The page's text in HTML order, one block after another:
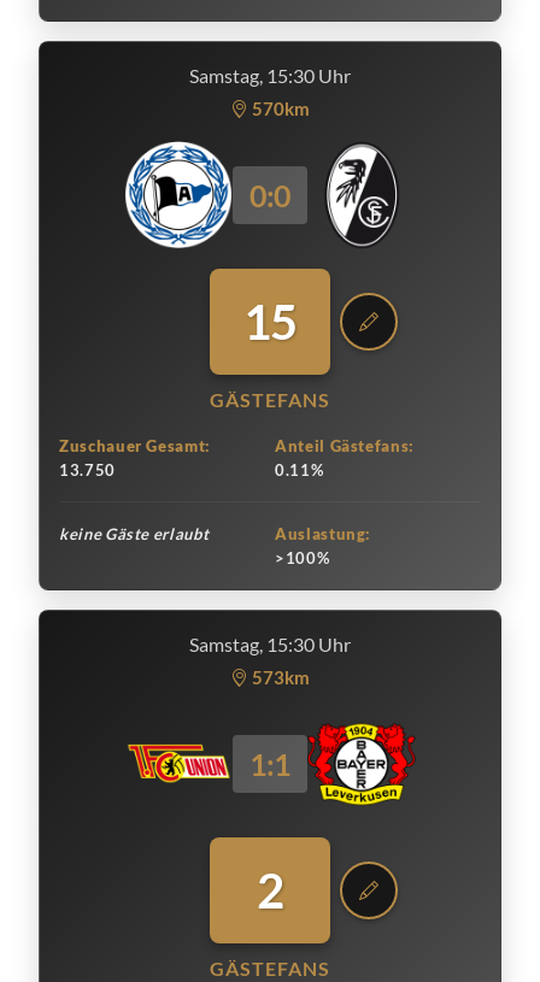
Samstag, 15:30 Uhr
570km
0:0
15
GÄSTEFANS
Zuschauer Gesamt:
13.750
Anteil Gästefans:
0.11%
keine Gäste erlaubt
Auslastung:
>100%
Samstag, 15:30 Uhr
573km
1:1
2
GÄSTEFANS